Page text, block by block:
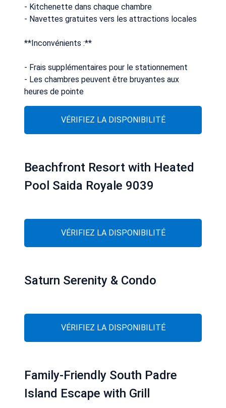
- Kitchenette dans chaque chambre
- Navettes gratuites vers les attractions locales
**Inconvénients :**
- Frais supplémentaires pour le stationnement
- Les chambres peuvent être bruyantes aux
heures de pointe
VÉRIFIEZ LA DISPONIBILITÉ
Beachfront Resort with Heated
Pool Saida Royale 9039
VÉRIFIEZ LA DISPONIBILITÉ
Saturn Serenity & Condo
VÉRIFIEZ LA DISPONIBILITÉ
Family-Friendly South Padre
Island Escape with Grill